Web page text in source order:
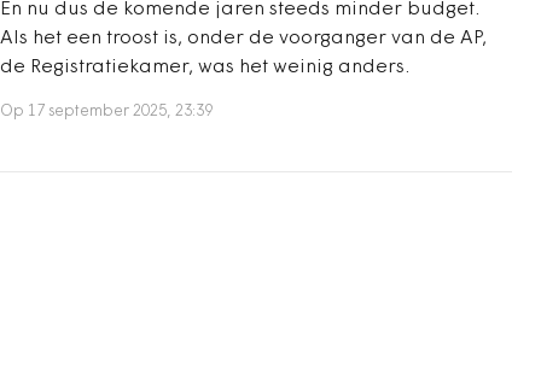
En nu dus de komende jaren steeds minder budget.
Als het een troost is, onder de voorganger van de AP,
de Registratiekamer, was het weinig anders.
Op 17 september 2025, 23:39